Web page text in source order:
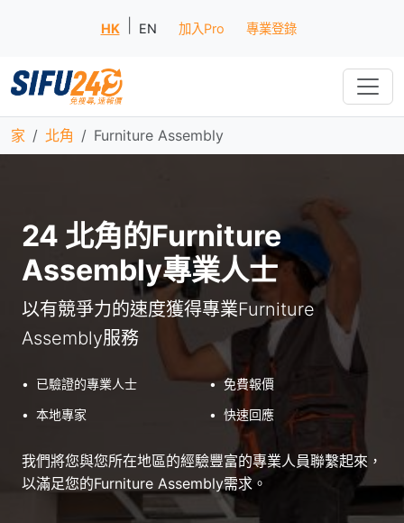
HK EN 加入Pro 專業登錄
家 北角 Furniture Assembly
24 北角的Furniture
Assembly專業人士
以有競爭力的速度獲得專業Furniture
Assembly服務
• 已驗證的專業人士 • 免費報價
• 本地專家 • 快速回應
我們將您與您所在地區的經驗豐富的專業人員聯繫起來，
以滿足您的Furniture Assembly需求。